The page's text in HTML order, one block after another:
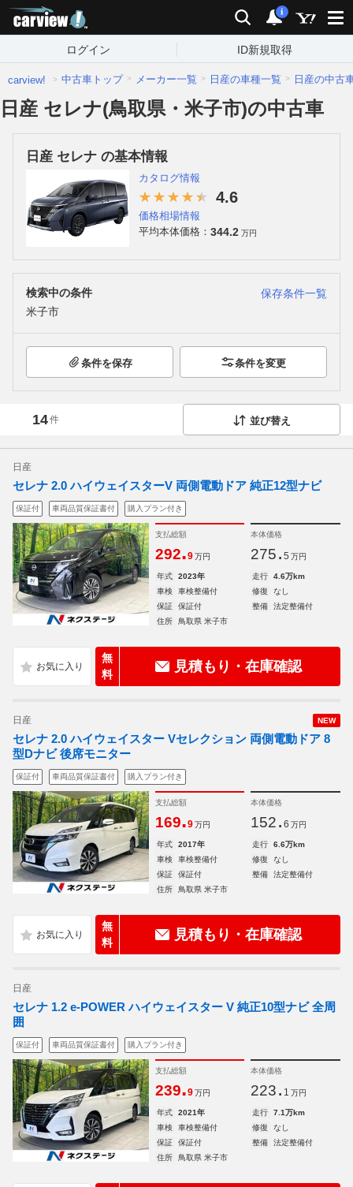
検索 通知
i
ログイン ID新規取得
carview! 中古車トップ メーカー一覧 日産の車種一覧 日産の中古
日産 セレナ(鳥取県・米子市)の中古車
日産 セレナ の基本情報
カタログ情報
4.6
価格相場情報
平均本体価格： 344.2 万円
検索中の条件
保存条件一覧
米子市
条件を保存 条件を変更
14件 並び替え
日産
セレナ 2.0 ハイウェイスターV 両側電動ドア 純正12型ナビ
保証付 車両品質保証書付 購入プラン付き
支払総額
292.9 万円
本体価格
275. 5 万円
年式 2023年 走行
4.6万km
車検
車検整備付 修復
なし
保証
保証付 整備
法定整備付
住所
鳥取県 米子市
無
料
見積もり・在庫確認
NEW
日産
セレナ 2.0 ハイウェイスター Vセレクション 両側電動ドア 8
型Dナビ 後席モニター
保証付 車両品質保証書付 購入プラン付き
支払総額
169.9 万円
本体価格
152. 6 万円
年式 2017年 走行
6.6万km
車検
車検整備付 修復
なし
保証
保証付 整備
法定整備付
住所
鳥取県 米子市
無
料
見積もり・在庫確認
日産
セレナ 1.2 e-POWER ハイウェイスター V 純正10型ナビ 全周
囲
保証付 車両品質保証書付 購入プラン付き
支払総額
239.9 万円
本体価格
223. 1 万円
年式 2021年 走行
7.1万km
車検
車検整備付 修復
なし
保証
保証付 整備
法定整備付
住所
鳥取県 米子市